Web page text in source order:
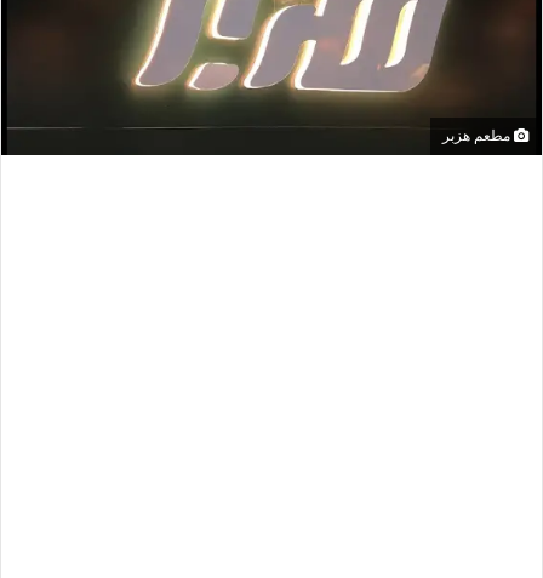
مطعم هزبر